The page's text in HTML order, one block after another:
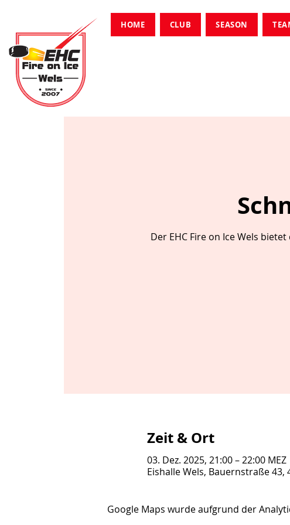
HOME CLUB SEASON
Der EHC Fire on Ice Wels
Zeit & Ort
03. Dez. 2025, 21:00 – 22:00 MEZ
Eishalle Wels, Bauernstraße 43,
Google Maps wurde aufgrund der